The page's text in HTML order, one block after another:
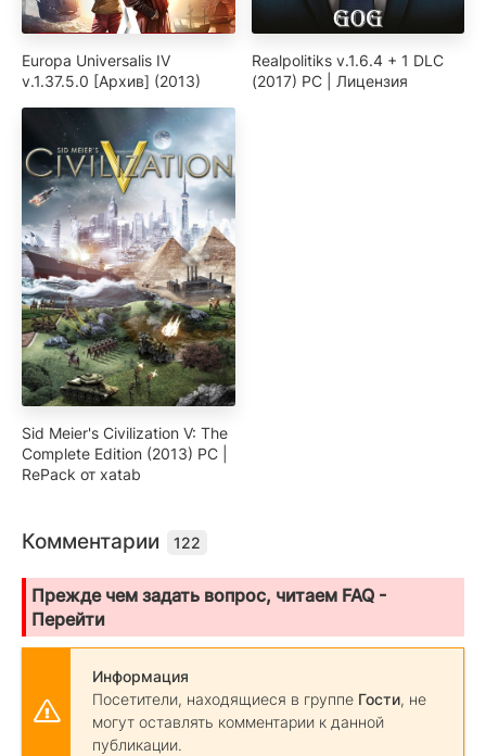
Europa Universalis IV
v.1.37.5.0 [Архив] (2013)
Realpolitiks v.1.6.4 + 1 DLC
(2017) PC | Лицензия
Sid Meier's Civilization V: The
Complete Edition (2013) PC |
RePack от xatab
Комментарии 122
Прежде чем задать вопрос, читаем FAQ -
Перейти
Информация
Посетители, находящиеся в группе Гости, не
могут оставлять комментарии к данной
публикации.